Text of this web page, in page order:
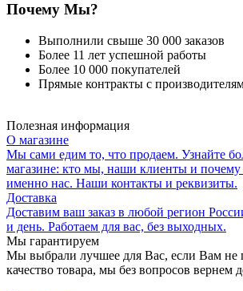
Почему Мы?
Выполнили свыше 30 000 заказов
Более 11 лет успешной работы
Более 10 000 покупателей
Прямые контракты с
Полезная информация
О магазине
Мы сами едим то, что продаем. Узнайте
магазине: кто мы, наши клиенты и
именно нас. Наши контакты и реквизиты.
Доставка
Доставим ваш заказ в любой регион
и день. Работаем для вас, без выходных.
Мы гарантируем
Мы выбрали лучшее для Вас, если Вам не
качество товара, мы без вопросов вернем